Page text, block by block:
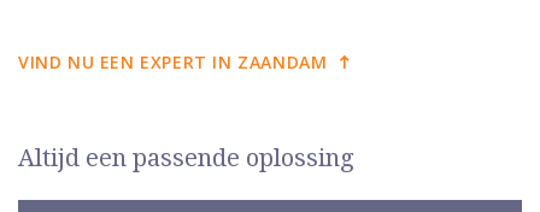
VIND NU EEN EXPERT IN ZAANDAM
Altijd een passende oplossing